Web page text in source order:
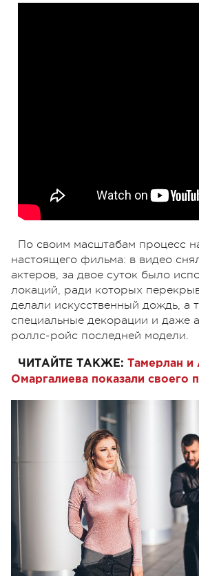
По своим масштабам процесс
настоящего фильма: в видео
актеров, за двое суток было
локаций, ради которых
делали искусственный дождь, а
специальные декорации и даже
роллс-ройс последней модели.
ЧИТАЙТЕ ТАКЖЕ: Тамерлан и
Омаргалиева показали своего